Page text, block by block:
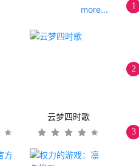
more...
云梦四时歌
1
2
3